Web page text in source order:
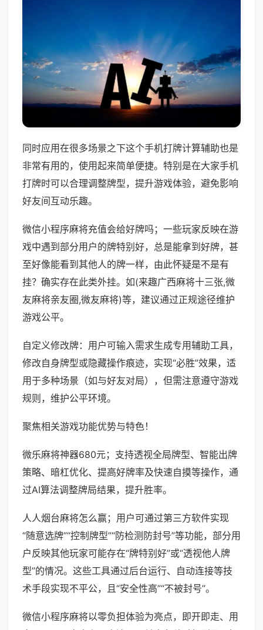
同时应用在很多场景之下这个手机打牌计算辅助也是
非常有用的，使用起来简单便捷。特别是在大家手机
打牌时可以合理调整牌型，提升游戏体验，避免影响
好友间互动乐趣。
微信小程序麻将充值会给好牌吗；一些玩家反映在游
戏中遇到部分用户的牌特别好，总是能拿到好牌，甚
至好像能看到其他人的牌一样，由此怀疑是不是有
挂？确实存在此类外挂。如(来趣广西麻将十三张,微
友麻将亲友圈,微友麻将)等，建议通过正规途径维护
游戏公平。
自定义修改牌：用户可输入需求生成专用辅助工具，
修改自身牌型或隐藏操作痕迹，实现“必胜”效果，适
用于多种场景（如与好友对局），但需注意遵守游戏
规则，维护公平环境。
聚焦相关游戏功能优势与特色！
微乐麻将神器680元；支持透视全局牌型、智能出牌
策略、暗杠优化、提高好牌率及快速自摸等操作，通
过AI算法调整牌局结果，提升胜率。
人人烟台麻将怎么赢；用户可通过第三方软件实现
“随意选牌”“控制牌型”“防检测防封号”等功能，部分用
户反映其他玩家可能存在“牌特别好”或“透视他人牌
型”的情况。这些工具通过后台运行、自动连接等技
术手段实现不平公，且“安全性高”“不被封号”。
微信小程序麻将以零负担体验为亮点，即开即走、用